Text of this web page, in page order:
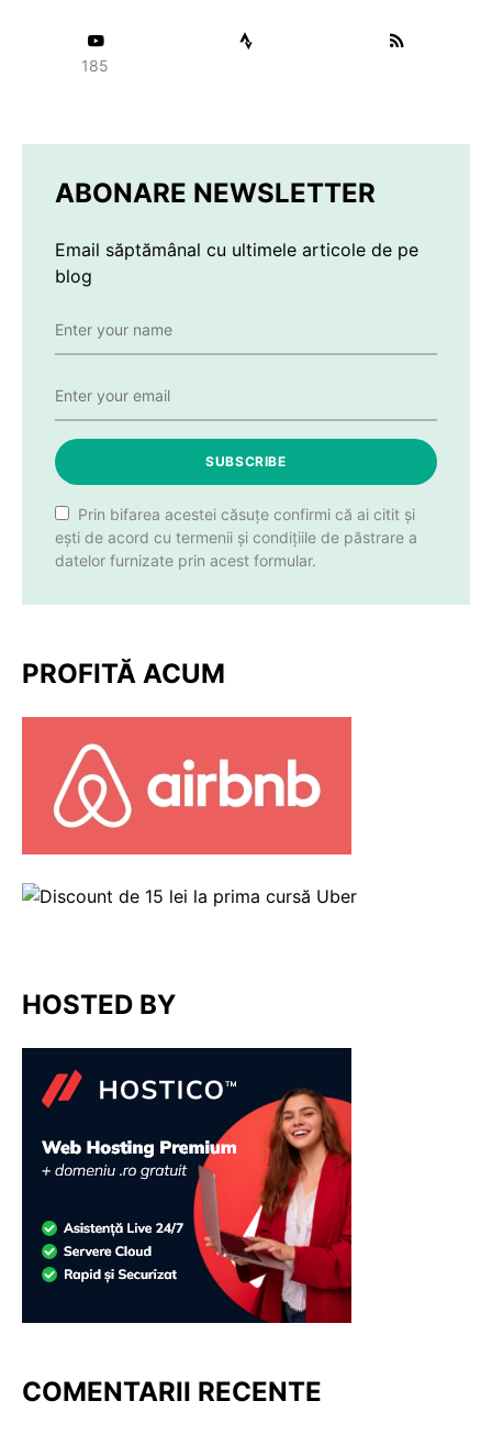
185
ABONARE NEWSLETTER
Email săptămânal cu ultimele articole de pe
blog
SUBSCRIBE
Prin bifarea acestei căsuțe confirmi că ai citit și
ești de acord cu termenii și condițiile de păstrare a
datelor furnizate prin acest formular.
PROFITĂ ACUM
HOSTED BY
COMENTARII RECENTE